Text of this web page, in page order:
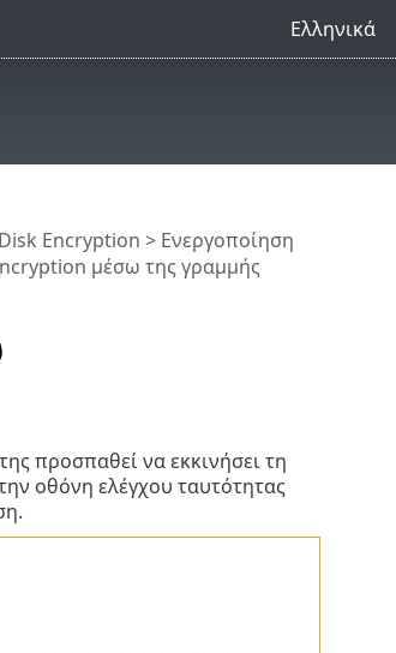
Ελληνικά
Encryption > Ενεργοποίηση
μέσω της γραμμής
προσπαθεί να εκκινήσει τη
οθόνη ελέγχου ταυτότητας